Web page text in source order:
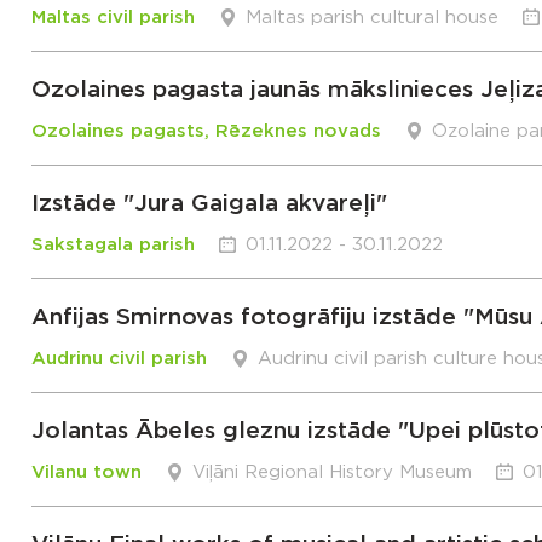
Maltas civil parish Maltas parish cultural house
Ozolaines pagasta jaunās mākslinieces
Ozolaines pagasts, Rēzeknes novads Ozolaine
Izstāde "Jura Gaigala akvareļi"
Sakstagala parish 01.11.2022 - 30.11.2022
Anfijas Smirnovas fotogrāfiju izstāde "Mūsu
Audrinu civil parish Audrinu civil parish culture
Jolantas Ābeles gleznu izstāde "Upei
Vilanu town Viļāni Regional History Museum